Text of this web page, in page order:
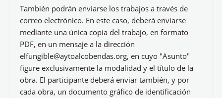
También podrán enviarse los trabajos a través de
correo electrónico. En este caso, deberá enviarse
mediante una única copia del trabajo, en formato
PDF, en un mensaje a la dirección
elfungible@aytoalcobendas.org, en cuyo "Asunto"
figure exclusivamente la modalidad y el título de la
obra. El participante deberá enviar también, y por
cada obra, un documento gráfico de identificación